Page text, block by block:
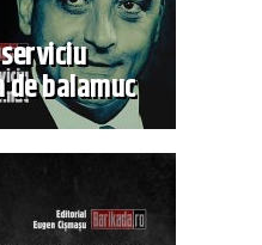
de balamuc